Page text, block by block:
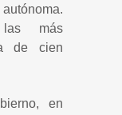
las más
de cien
en